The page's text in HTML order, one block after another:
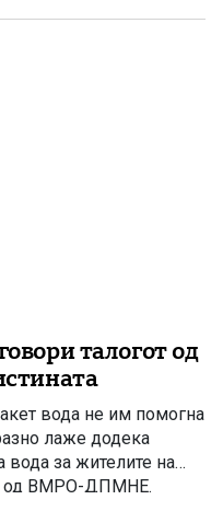
со европските
талогот од
вода не им помогна
лаже додека
вода за жителите на
од ВМРО-ДПМНЕ.
во СДС, кога дрско се